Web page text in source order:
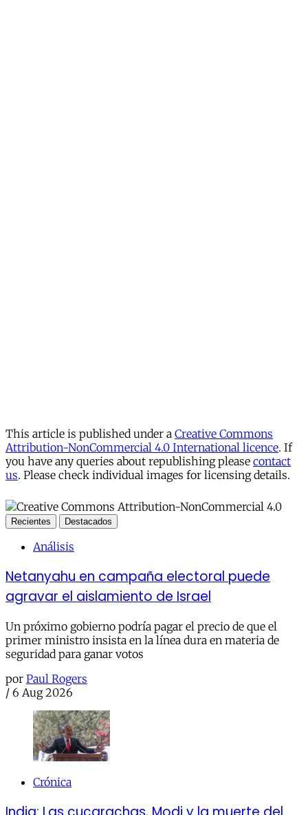
This article is published under a Creative Commons
Attribution-NonCommercial 4.0 International licence. If
you have any queries about republishing please contact
us. Please check individual images for licensing details.
Recientes Destacados
Análisis
Netanyahu en campaña electoral puede
agravar el aislamiento de Israel
Un próximo gobierno podría pagar el precio de que el
primer ministro insista en la línea dura en materia de
seguridad para ganar votos
por Paul Rogers
/ 6 Aug 2026
Crónica